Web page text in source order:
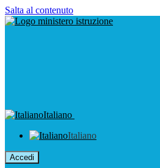
Salta al contenuto
Italiano
Italiano
Accedi